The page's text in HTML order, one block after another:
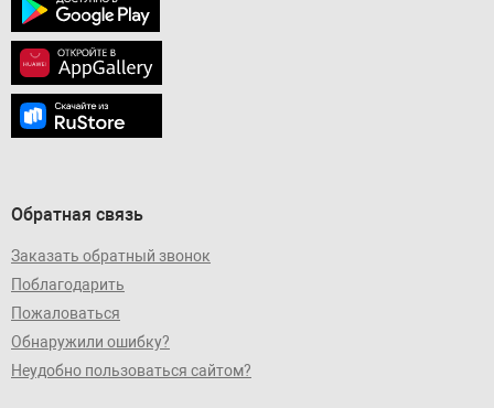
Обратная связь
Заказать обратный звонок
Поблагодарить
Пожаловаться
Обнаружили ошибку?
Неудобно пользоваться сайтом?